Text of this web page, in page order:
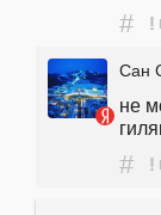
# !
Сан
не
# !